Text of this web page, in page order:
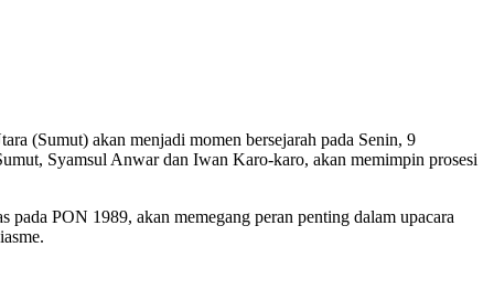
(Sumut) akan menjadi momen bersejarah pada Senin, 9
Syamsul Anwar dan Iwan Karo-karo, akan memimpin prosesi
PON 1989, akan memegang peran penting dalam upacara